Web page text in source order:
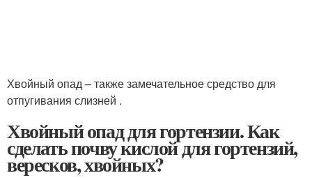
Хвойный опад – также замечательное средство для
отпугивания слизней .
Хвойный опад для гортензии. Как
сделать почву кислой для гортензий,
вересков, хвойных?